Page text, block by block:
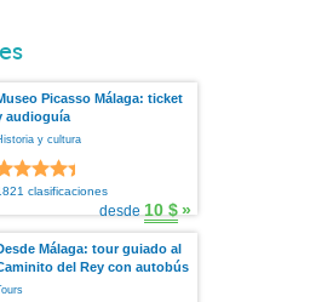
Picasso Málaga: ticket
audioguía
y cultura
clasificaciones
desde10 $»
Málaga: tour guiado al
del Rey con autobús